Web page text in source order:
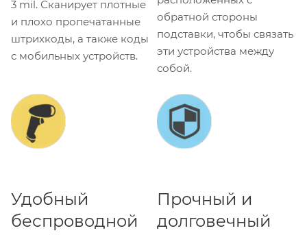
3 mil. Сканирует плотные
и плохо пропечатанные
штрихкоды, а также коды
с мобильных устройств.
обратной стороны
подставки, чтобы связать
эти устройства между
собой.
Удобный
беспроводной
Прочный и
долговечный